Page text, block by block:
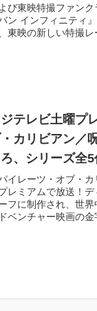
び東映特撮ファン
ン インフィニティ
東映の新しい特撮レ
テレビ土曜プ
カリビアン／
、シリーズ全5
パイレーツ・オブ・
レミアムで放送！
フに制作され、世
ベンチャー映画の金